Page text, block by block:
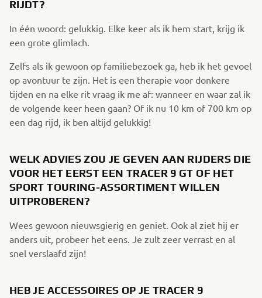
RIJDT?
In één woord: gelukkig. Elke keer als ik hem start, krijg ik
een grote glimlach.
Zelfs als ik gewoon op familiebezoek ga, heb ik het gevoel
op avontuur te zijn. Het is een therapie voor donkere
tijden en na elke rit vraag ik me af: wanneer en waar zal ik
de volgende keer heen gaan? Of ik nu 10 km of 700 km op
een dag rijd, ik ben altijd gelukkig!
WELK ADVIES ZOU JE GEVEN AAN RIJDERS DIE
VOOR HET EERST EEN TRACER 9 GT OF HET
SPORT TOURING-ASSORTIMENT WILLEN
UITPROBEREN?
Wees gewoon nieuwsgierig en geniet. Ook al ziet hij er
anders uit, probeer het eens. Je zult zeer verrast en al
snel verslaafd zijn!
HEB JE ACCESSOIRES OP JE TRACER 9